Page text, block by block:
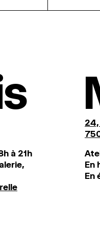
à 21h
En
En